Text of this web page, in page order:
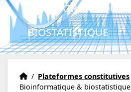
BIOINFORMATIQUE
ET
BIOSTATISTIQUE
Accueil
Accueil
/ Plateformes constitutives
Bioinformatique & biostatistique